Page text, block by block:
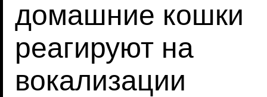
домашние кошки
реагируют на
вокализации